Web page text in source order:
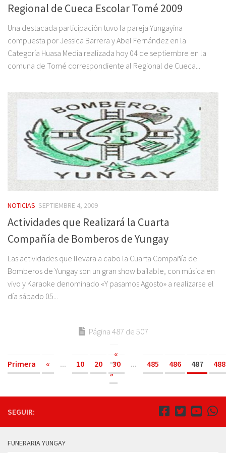
Regional de Cueca Escolar Tomé 2009
Una destacada participación tuvo la pareja Yungayina
compuesta por Jessica Barrera y Abel Fernández en la
Categoría Huasa Media realizada hoy 04 de septiembre en la
comuna de Tomé correspondiente al Regional de Cueca...
NOTICIAS SEPTIEMBRE 4, 2009
Actividades que Realizará la Cuarta
Compañía de Bomberos de Yungay
Las actividades que llevara a cabo la Cuarta Compañía de
Bomberos de Yungay son un gran show bailable, con música en
vivo y Karaoke denominado «Y pasamos Agosto» a realizarse el
día sábado 05...
Página 487 de 507
«
Primera
« ... 10 20 30 ... 485 486 487
488
»
SEGUIR:
FUNERARIA YUNGAY